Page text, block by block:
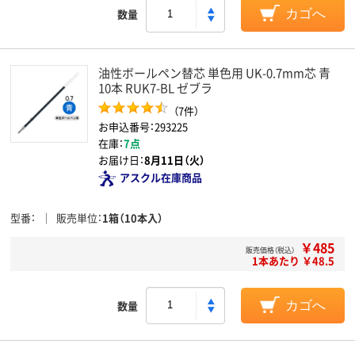
数量 カゴへ
油性ボールペン替芯 単色用 UK-0.7mm芯 青
10本 RUK7-BL ゼブラ
（7件）
お申込番号：293225
在庫：7点
お届け日：8月11日（火）
アスクル在庫商品
型番 販売単位 1箱（10本入）
販売価格（税込） ￥485
1本あたり ￥48.5
数量 カゴへ